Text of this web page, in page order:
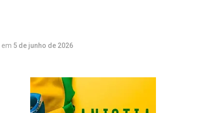
em 5 de junho de 2026